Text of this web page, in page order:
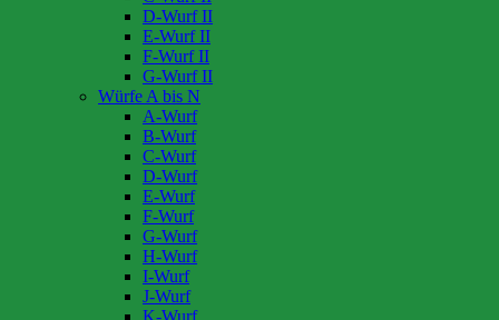
D-Wurf II
E-Wurf II
F-Wurf II
G-Wurf II
Würfe A bis N
A-Wurf
B-Wurf
C-Wurf
D-Wurf
E-Wurf
F-Wurf
G-Wurf
H-Wurf
I-Wurf
J-Wurf
K-Wurf